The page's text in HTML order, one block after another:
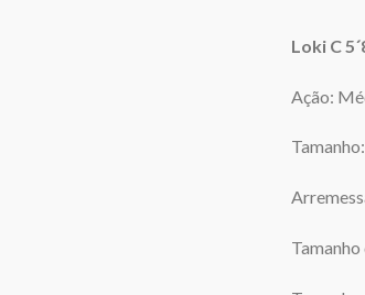
Loki C
Ação: